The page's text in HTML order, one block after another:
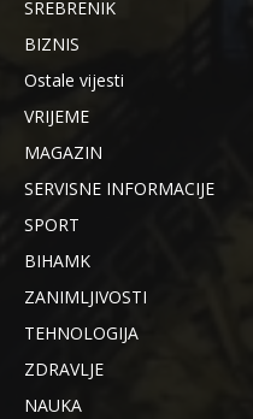
SREBRENIK
BIZNIS
Ostale vijesti
VRIJEME
MAGAZIN
SERVISNE INFORMACIJE
SPORT
BIHAMK
ZANIMLJIVOSTI
TEHNOLOGIJA
ZDRAVLJE
NAUKA